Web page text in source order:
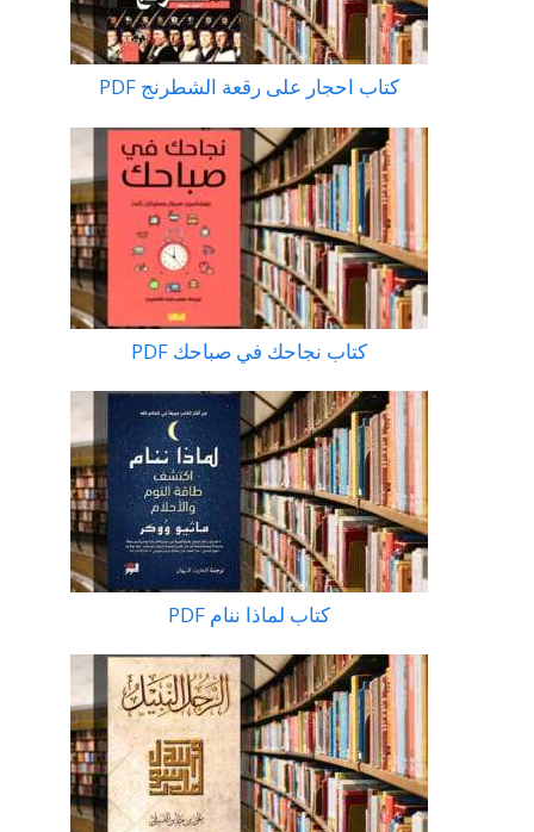
كتاب احجار على رقعة الشطرنج PDF
كتاب نجاحك في صباحك PDF
كتاب لماذا ننام PDF